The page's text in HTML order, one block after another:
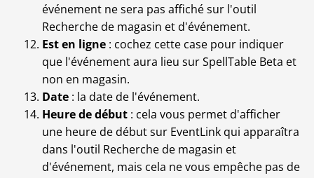
événement ne sera pas affiché sur l'outil
Recherche de magasin et d'événement.
Est en ligne : cochez cette case pour indiquer
que l'événement aura lieu sur SpellTable Beta et
non en magasin.
Date : la date de l'événement.
Heure de début : cela vous permet d'afficher
une heure de début sur EventLink qui apparaîtra
dans l'outil Recherche de magasin et
d'événement, mais cela ne vous empêche pas de